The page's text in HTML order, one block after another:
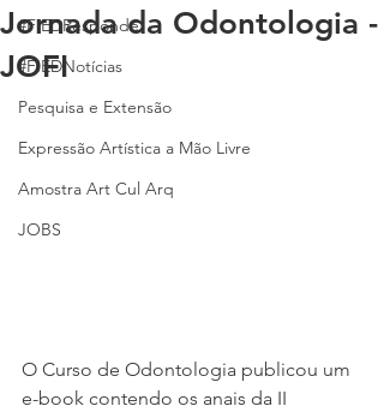
#FIEDResponde
#FIEDNotícias
Pesquisa e Extensão
Expressão Artística a Mão Livre
Amostra Art Cul Arq
JOBS
Jornada da Odontologia -
JOFI
O Curso de Odontologia publicou um
e-book contendo os anais da II